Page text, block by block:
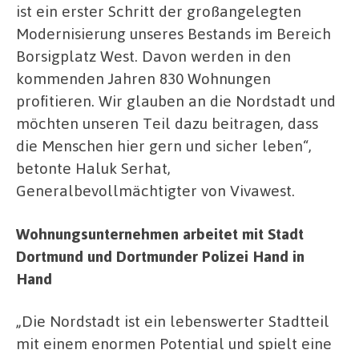
ist ein erster Schritt der großangelegten
Modernisierung unseres Bestands im Bereich
Borsigplatz West. Davon werden in den
kommenden Jahren 830 Wohnungen
profitieren. Wir glauben an die Nordstadt und
möchten unseren Teil dazu beitragen, dass
die Menschen hier gern und sicher leben“,
betonte Haluk Serhat,
Generalbevollmächtigter von Vivawest.
Wohnungsunternehmen arbeitet mit Stadt
Dortmund und Dortmunder Polizei Hand in
Hand
„Die Nordstadt ist ein lebenswerter Stadtteil
mit einem enormen Potential und spielt eine